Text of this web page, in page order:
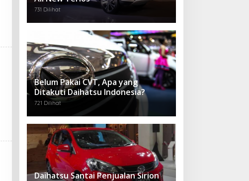
Belum Pakai CVT, Apa yang
Ditakuti Daihatsu Indonesia?
721 Dilihat
Daihatsu Santai Penjualan Sirion
Kalah Jauh dari Mobil LCGC
668 Dilihat